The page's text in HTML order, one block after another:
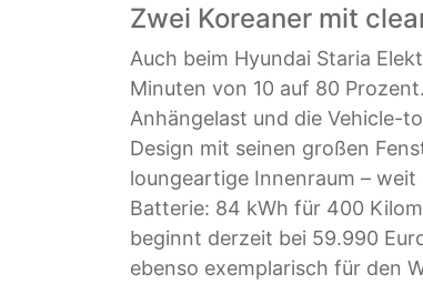
Zwei Koreaner mit
Auch beim Hyundai Staria
Minuten von 10 auf 80
Anhängelast und die Vehicle-
Design mit seinen großen
loungeartige Innenraum –
Batterie: 84 kWh für 400
beginnt derzeit bei 59.990
ebenso exemplarisch für den